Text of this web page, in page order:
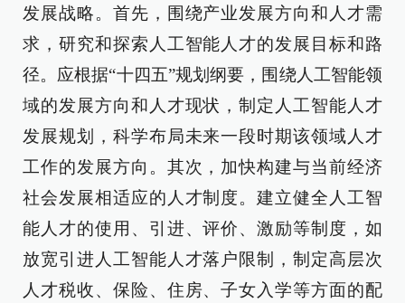
发展战略。首先，围绕产业发展方向和人才需
求，研究和探索人工智能人才的发展目标和路
径。应根据“十四五”规划纲要，围绕人工智能领
域的发展方向和人才现状，制定人工智能人才
发展规划，科学布局未来一段时期该领域人才
工作的发展方向。其次，加快构建与当前经济
社会发展相适应的人才制度。建立健全人工智
能人才的使用、引进、评价、激励等制度，如
放宽引进人工智能人才落户限制，制定高层次
人才税收、保险、住房、子女入学等方面的配